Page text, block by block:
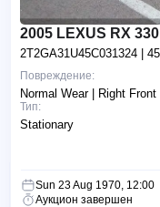
2005 LEXUS RX 330
2T2GA31U45C031324 |
Повреждение:
Normal Wear | Right Front
Тип:
Stationary
Sun 23 Aug 1970, 12:00
Аукцион завершен